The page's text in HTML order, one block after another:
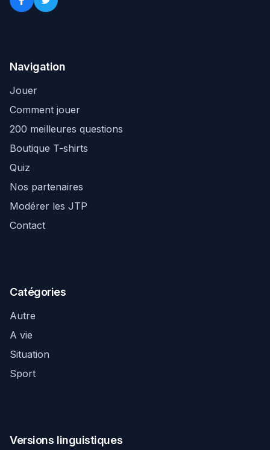
Navigation
Jouer
Comment jouer
200 meilleures questions
Boutique T-shirts
Quiz
Nos partenaires
Modérer les JTP
Contact
Catégories
Autre
A vie
Situation
Sport
Versions linguistiques